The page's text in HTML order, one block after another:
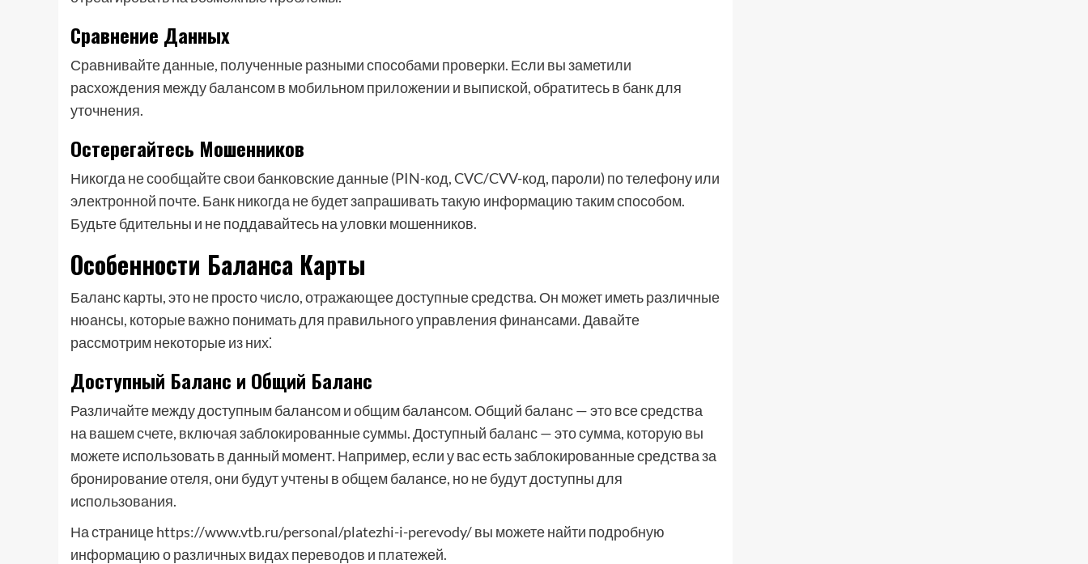
Сравнение Данных
Сравнивайте данные, полученные разными способами проверки. Если вы заметили
расхождения между балансом в мобильном приложении и выпиской, обратитесь в банк для
уточнения.
Остерегайтесь Мошенников
Никогда не сообщайте свои банковские данные (PIN-код, CVC/CVV-код, пароли) по телефону или
электронной почте. Банк никогда не будет запрашивать такую информацию таким способом.
Будьте бдительны и не поддавайтесь на уловки мошенников.
Особенности Баланса Карты
Баланс карты, это не просто число, отражающее доступные средства. Он может иметь различные
нюансы, которые важно понимать для правильного управления финансами. Давайте
рассмотрим некоторые из них⁚
Доступный Баланс и Общий Баланс
Различайте между доступным балансом и общим балансом. Общий баланс — это все средства
на вашем счете, включая заблокированные суммы. Доступный баланс — это сумма, которую вы
можете использовать в данный момент. Например, если у вас есть заблокированные средства за
бронирование отеля, они будут учтены в общем балансе, но не будут доступны для
использования.
На странице https://www.vtb.ru/personal/platezhi-i-perevody/ вы можете найти подробную
информацию о различных видах переводов и платежей.